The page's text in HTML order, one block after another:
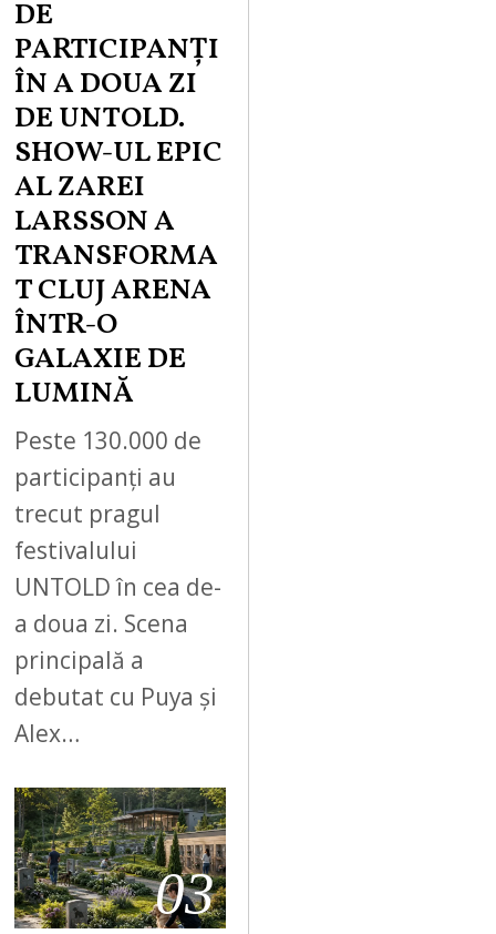
DE
PARTICIPANȚI
ÎN A DOUA ZI
DE UNTOLD.
SHOW-UL EPIC
AL ZAREI
LARSSON A
TRANSFORMA
T CLUJ ARENA
ÎNTR-O
GALAXIE DE
LUMINĂ
Peste 130.000 de
participanți au
trecut pragul
festivalului
UNTOLD în cea de-
a doua zi. Scena
principală a
debutat cu Puya și
Alex…
03